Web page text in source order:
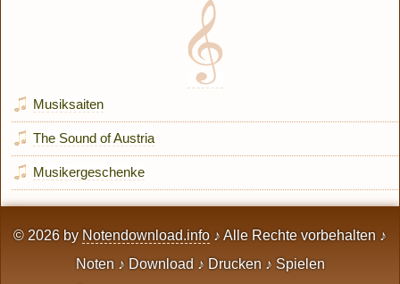
Musiksaiten
The Sound of Austria
Musikergeschenke
© 2026 by Notendownload.info ♪ Alle Rechte vorbehalten ♪
Noten ♪ Download ♪ Drucken ♪ Spielen